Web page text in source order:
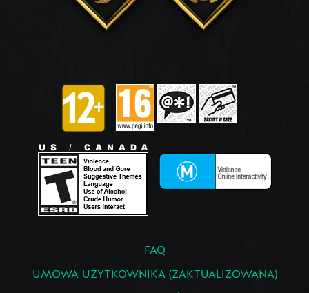
FAQ
UMOWA UŻYTKOWNIKA (ZAKTUALIZOWANA)